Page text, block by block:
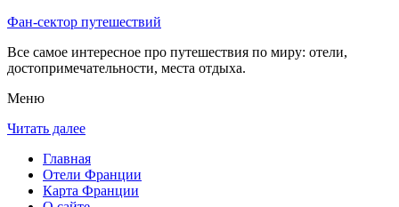
Фан-сектор путешествий
Все самое интересное про путешествия по миру: отели,
достопримечательности, места отдыха.
Меню
Читать далее
Главная
Отели Франции
Карта Франции